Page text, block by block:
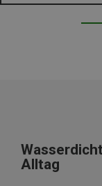
Alltag